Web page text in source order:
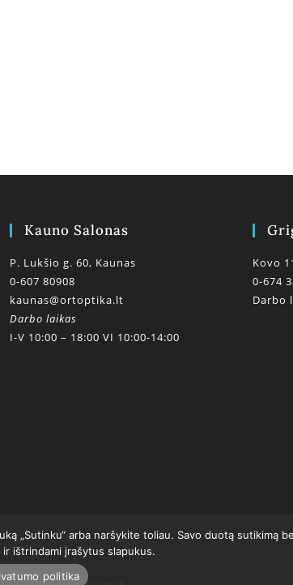
Kauno Salonas
P. Lukšio g. 60, Kaunas
0-607 80908
kaunas@ortoptika.lt
Darbo laikas
I-V 10:00 – 18:00 VI 10:00-14:00
Kovo
0-674
Darbo
„Sutinku“ arba naršykite toliau. Savo duotą sutikimą
ištrindami įrašytus slapukus.
politika